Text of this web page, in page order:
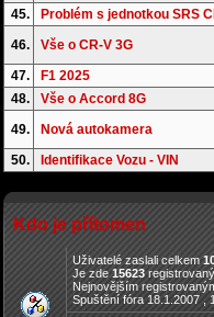
45. Problém s jednotkou SRS
46. Vše o CR-V 3G
47. F1 2025
48. Vše o Accord 8G
49. Nová autokamera
50. Identifikace Vozu - VIN
Kdo je přítomen
Uživatelé zaslali celkem
Je zde15623
Nejnovějším
Spuštění fóra 18.1.2007 ,